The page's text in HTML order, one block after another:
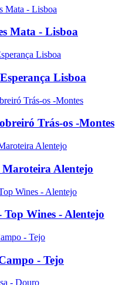
Mata - Lisboa
Lisboa
Trás-os -Montes
Alentejo
Top Wines - Alentejo
- Tejo